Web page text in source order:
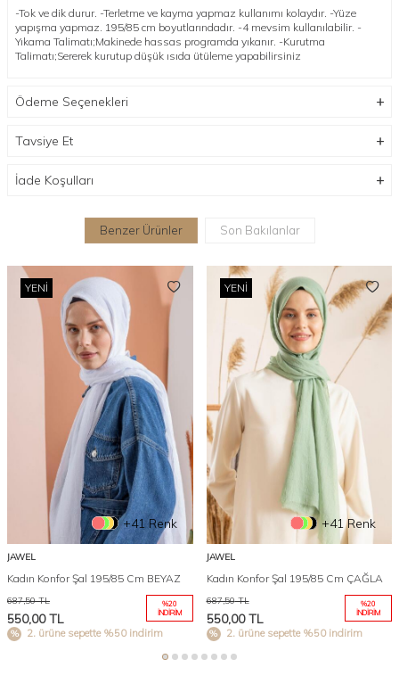
-Tok ve dik durur. -Terletme ve kayma yapmaz kullanımı kolaydır. -Yüze
yapışma yapmaz. 195/85 cm boyutlarındadır. -4 mevsim kullanılabilir. -
Yıkama Talimatı;Makinede hassas programda yıkanır. -Kurutma
Talimatı;Sererek kurutup düşük ısıda ütüleme yapabilirsiniz
Ödeme Seçenekleri
Tavsiye Et
İade Koşulları
Benzer Ürünler Son Bakılanlar
+41 Renk
YENI
JAWEL
Kadın Konfor Şal 195/85 Cm BEYAZ
687,50TL
550,00TL
%20
İNDIRIM
2. ürüne sepette %50 indirim
+41 Renk
YENI
JAWEL
Kadın Konfor Şal 195/85 Cm ÇAĞLA
687,50TL
550,00TL
%20
İNDIRIM
2. ürüne sepette %50 indirim